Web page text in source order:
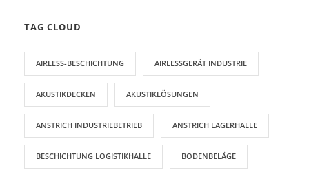
TAG CLOUD
AIRLESS-BESCHICHTUNG AIRLESSGERÄT INDUSTRIE
AKUSTIKDECKEN AKUSTIKLÖSUNGEN
ANSTRICH INDUSTRIEBETRIEB ANSTRICH LAGERHALLE
BESCHICHTUNG LOGISTIKHALLE BODENBELÄGE